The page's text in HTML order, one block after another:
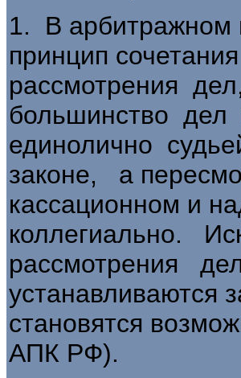
1. В арбитражном
принцип
рассмотрения
большинство дел
единолично
законе, а
кассационном и
коллегиально.
рассмотрения
устанавливаются
становятся
АПК РФ).